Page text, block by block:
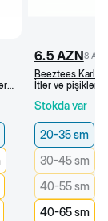
6.5 AZN8
Beeztees Karlie
İtlər və pişiklər
narıncı (20-35
Stokda var
20-35 sm
30-45 sm
40-55 sm
40-65 sm